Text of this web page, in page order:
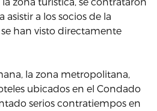
a los socios de la
han visto directamente
la zona metropolitana,
ubicados en el Condado
serios contratiempos en